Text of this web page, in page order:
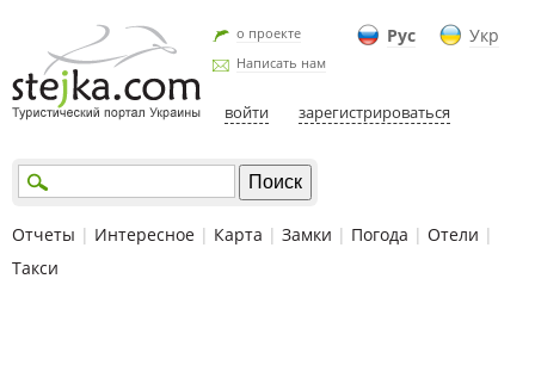
Рус Укр
о проекте
Написать нам
войти зарегистрироваться
Отчеты | Интересное | Карта | Замки | Погода | Отели |
Такси